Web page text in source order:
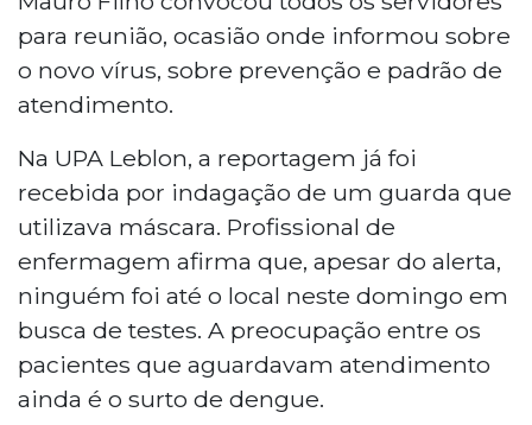
para reunião, ocasião onde informou sobre
o novo vírus, sobre prevenção e padrão de
atendimento.
Na UPA Leblon, a reportagem já foi
recebida por indagação de um guarda que
utilizava máscara. Profissional de
enfermagem afirma que, apesar do alerta,
ninguém foi até o local neste domingo em
busca de testes. A preocupação entre os
pacientes que aguardavam atendimento
ainda é o surto de dengue.